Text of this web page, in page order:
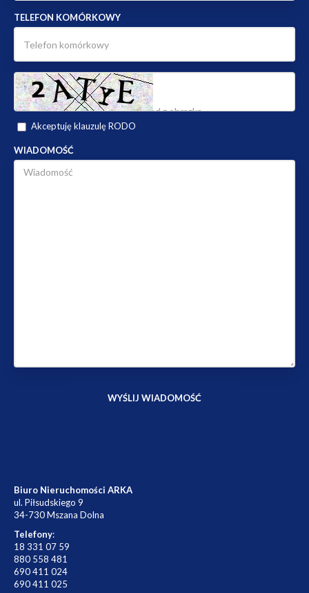
TELEFON KOMÓRKOWY
Akceptuję klauzulę RODO
WIADOMOŚĆ
Biuro Nieruchomości ARKA
ul. Piłsudskiego 9
34-730 Mszana Dolna
Telefony:
18 331 07 59
880 558 481
690 411 024
690 411 025